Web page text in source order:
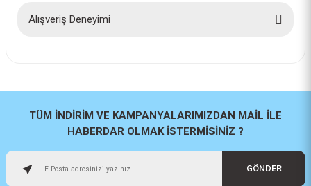
Alışveriş Deneyimi
orijinal
H... U... | 02/06/2026
TÜM İNDİRİM VE KAMPANYALARIMIZDAN MAİL İLE
HABERDAR OLMAK İSTERMİSİNİZ ?
GÖNDER